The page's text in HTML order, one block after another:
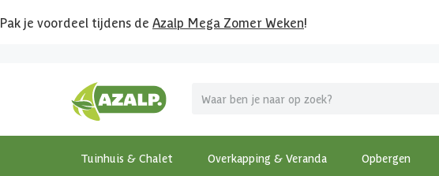
Pak je voordeel tijdens de Azalp Mega Zomer Weken!
Tuinhuis & Chalet Overkapping & Veranda Opbergen
MEGA zomer kortingen op overkappingen en tuinhuizen!
Bekijk de actiemodellen
Gratis wandplankset
Ontdek onze metalen overkappingen